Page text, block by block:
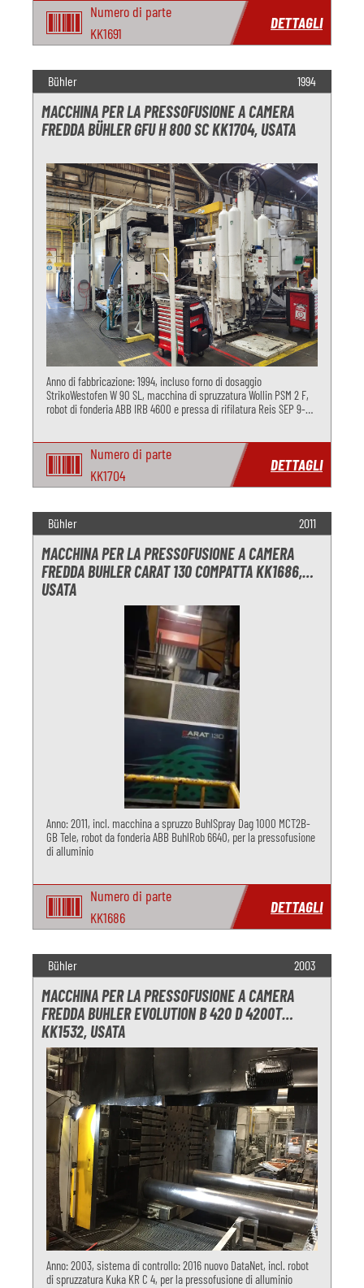
Numero di parte
KK1691
DETTAGLI
Bühler 1994
MACCHINA PER LA PRESSOFUSIONE A CAMERA
FREDDA BÜHLER GFU H 800 SC KK1704, USATA
Anno di fabbricazione: 1994, incluso forno di dosaggio
StrikoWestofen W 90 SL, macchina di spruzzatura Wollin PSM 2 F,
robot di fonderia ABB IRB 4600 e pressa di rifilatura Reis SEP 9-
Numero di parte
KK1704
DETTAGLI
Bühler 2011
MACCHINA PER LA PRESSOFUSIONE A CAMERA
FREDDA BUHLER CARAT 130 COMPATTA KK1686,
USATA
Anno: 2011, incl. macchina a spruzzo BuhlSpray Dag 1000 MCT2B-
GB Tele, robot da fonderia ABB BuhlRob 6640, per la pressofusione
di alluminio
Numero di parte
KK1686
DETTAGLI
Bühler 2003
MACCHINA PER LA PRESSOFUSIONE A CAMERA
FREDDA BUHLER EVOLUTION B 420 D 4200T
KK1532, USATA
Anno: 2003, sistema di controllo: 2016 nuovo DataNet, incl. robot
di spruzzatura Kuka KR C 4, per la pressofusione di alluminio